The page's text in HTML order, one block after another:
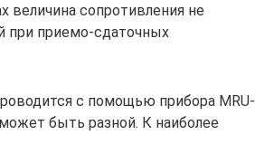
величина сопротивления не
при приемо-сдаточных
с помощью прибора MRU-
быть разной. К наиболее